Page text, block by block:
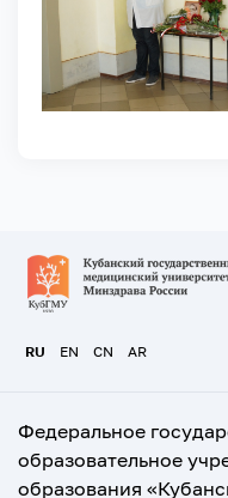
RU EN CN AR
Федеральное
образовательное
образования